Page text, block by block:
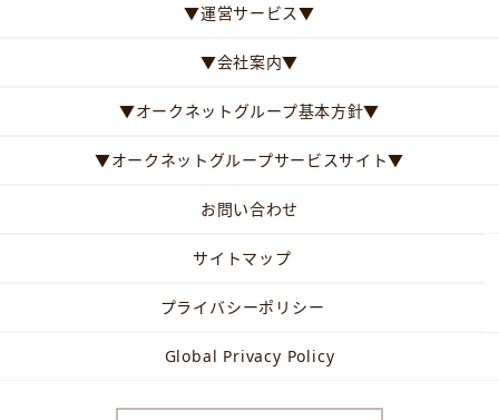
▼運営サービス▼
▼会社案内▼
▼オークネットグループ基本方針▼
▼オークネットグループサービスサイト▼
お問い合わせ
サイトマップ
プライバシーポリシー
Global Privacy Policy